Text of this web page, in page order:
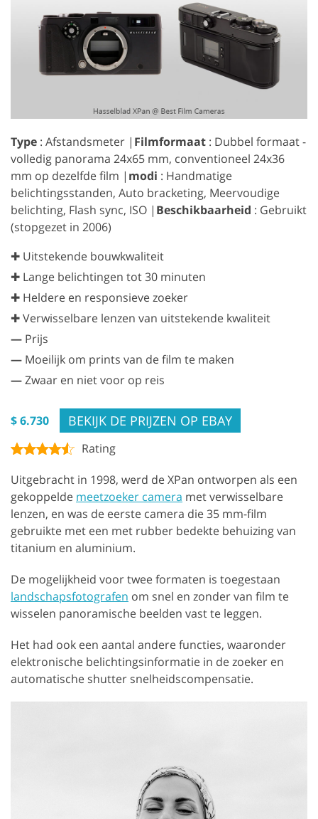
Type : Afstandsmeter | Filmformaat : Dubbel formaat -
volledig panorama 24x65 mm, conventioneel 24x36
mm op dezelfde film | modi : Handmatige
belichtingsstanden, Auto bracketing, Meervoudige
belichting, Flash sync, ISO | Beschikbaarheid : Gebruikt
(stopgezet in 2006)
✚ Uitstekende bouwkwaliteit
✚ Lange belichtingen tot 30 minuten
✚ Heldere en responsieve zoeker
✚ Verwisselbare lenzen van uitstekende kwaliteit
— Prijs
— Moeilijk om prints van de film te maken
—Zwaar en niet voor op reis
$ 6.730 BEKIJK DE PRIJZEN OP EBAY
Rating
Uitgebracht in 1998, werd de XPan ontworpen als een
gekoppelde meetzoeker camera met verwisselbare
lenzen, en was de eerste camera die 35 mm-film
gebruikte met een met rubber bedekte behuizing van
titanium en aluminium.
De mogelijkheid voor twee formaten is toegestaan
landschapsfotografen om snel en zonder van film te
wisselen panoramische beelden vast te leggen.
Het had ook een aantal andere functies, waaronder
elektronische belichtingsinformatie in de zoeker en
automatische shutter snelheidscompensatie.